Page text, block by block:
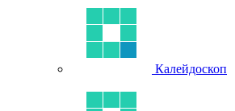
Калейдоскоп